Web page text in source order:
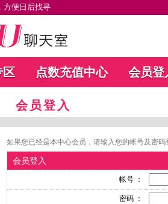
方便日后找寻
区 点数充值中心 会员登
会员登入
如果您已经是本中心会员，请输入您的帐号及密
会员登入
帐号 ：
密码 ：